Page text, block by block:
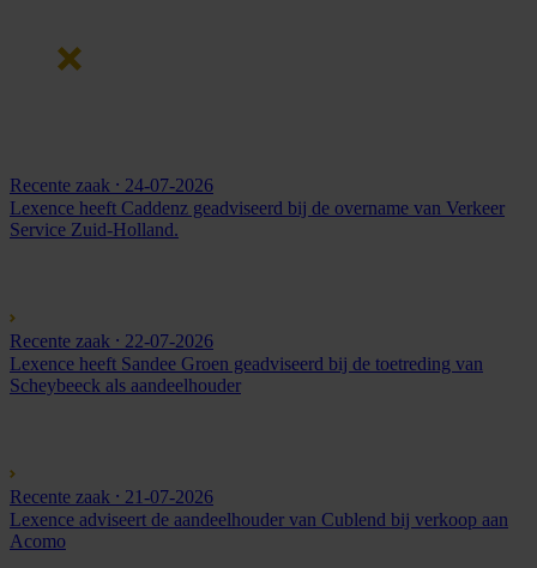
Recente zaak ⸱ 24-07-2026
Lexence heeft Caddenz geadviseerd bij de overname van Verkeer
Service Zuid-Holland.
Recente zaak ⸱ 22-07-2026
Lexence heeft Sandee Groen geadviseerd bij de toetreding van
Scheybeeck als aandeelhouder
Recente zaak ⸱ 21-07-2026
Lexence adviseert de aandeelhouder van Cublend bij verkoop aan
Acomo